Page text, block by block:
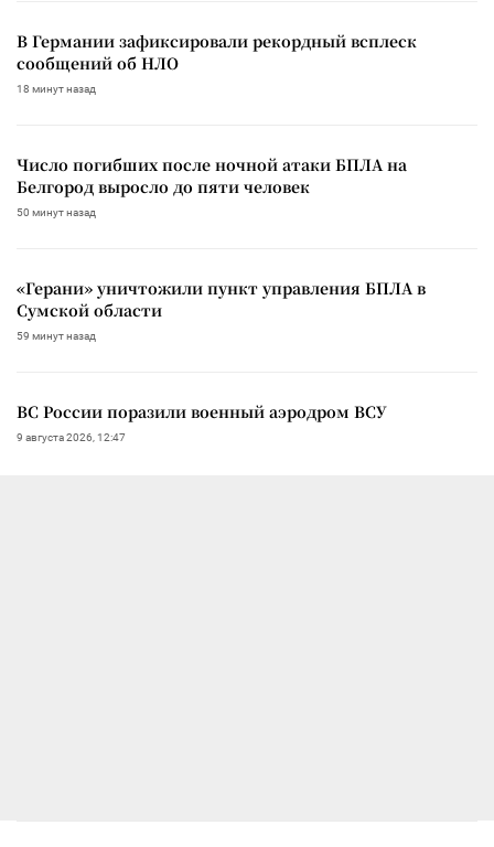
В Германии зафиксировали рекордный всплеск
сообщений об НЛО
18 минут назад
Число погибших после ночной атаки БПЛА на
Белгород выросло до пяти человек
50 минут назад
«Герани» уничтожили пункт управления БПЛА в
Сумской области
59 минут назад
ВС России поразили военный аэродром ВСУ
9 августа 2026, 12:47